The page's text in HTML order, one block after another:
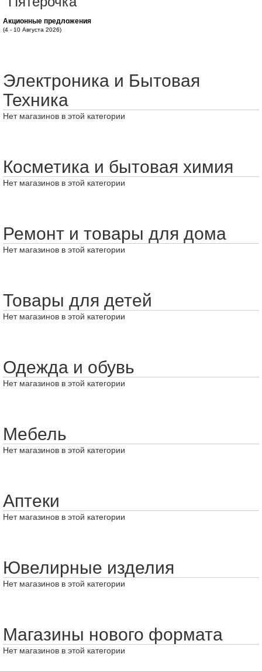
Акционные предложения
(4 - 10 Августа 2026)
Электроника и Бытовая
Техника
Нет магазинов в этой категории
Косметика и бытовая химия
Нет магазинов в этой категории
Ремонт и товары для дома
Нет магазинов в этой категории
Товары для детей
Нет магазинов в этой категории
Одежда и обувь
Нет магазинов в этой категории
Мебель
Нет магазинов в этой категории
Аптеки
Нет магазинов в этой категории
Ювелирные изделия
Нет магазинов в этой категории
Магазины нового формата
Нет магазинов в этой категории